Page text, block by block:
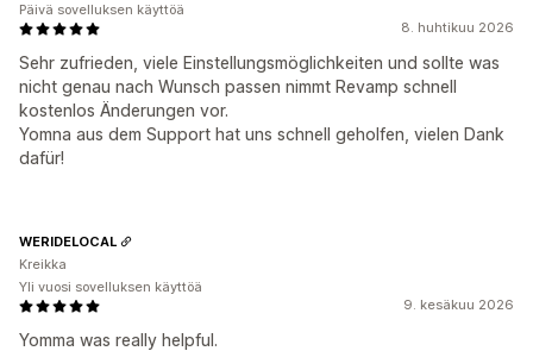
8. huhtikuu 2026
Sehr zufrieden, viele Einstellungsmöglichkeiten und sollte was
nicht genau nach Wunsch passen nimmt Revamp schnell
kostenlos Änderungen vor.
Yomna aus dem Support hat uns schnell geholfen, vielen Dank
dafür!
Päivä sovelluksen käyttöä
9. kesäkuu 2026
Yomma was really helpful.
WERIDELOCAL
Kreikka
Yli vuosi sovelluksen käyttöä